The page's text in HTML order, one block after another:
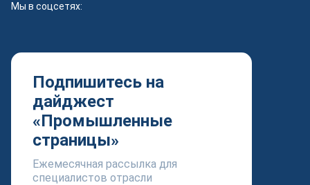
Мы в соцсетях:
Подпишитесь на
дайджест
«Промышленные
страницы»
Ежемесячная рассылка для
специалистов отрасли